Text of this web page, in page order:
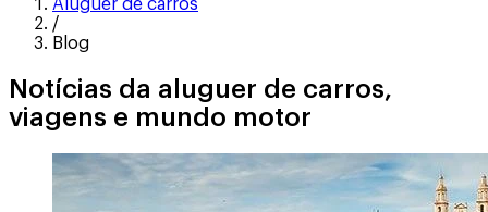
Aluguer de carros
/
Blog
Notícias da aluguer de carros,
viagens e mundo motor